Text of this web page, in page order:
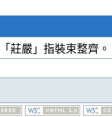
莊嚴」指裝束整齊。